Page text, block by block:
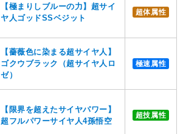
【極まりしブルーの力】超サイ
ヤ人ゴッドSSベジット
超体属性
【薔薇色に染まる超サイヤ人】
ゴクウブラック（超サイヤ人ロ
ゼ）
極速属性
【限界を超えたサイヤパワー】
超フルパワーサイヤ人4孫悟空
超技属性